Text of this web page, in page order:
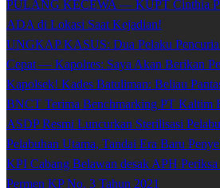
PULANG KECEWA — KUPT Cinthia
ADA di Lokasi Saat Kejadian!
UNGKAP KASUS: Dua Pelaku
Cepat — Kapolres: Saya Akan Berikan
Kapolsek! Kades Batuliman: Beliau
BNCT Terima Benchmarking PT Kaltim
ASDP Resmi Luncurkan Sterilisasi
Pelabuhan Utama, Tandai Era Baru
KPI Cabang Belawan desak APH
Permen KP No. 3 Tahun 2021